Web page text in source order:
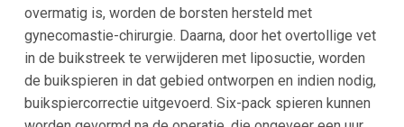
overmatig is, worden de borsten hersteld met
gynecomastie-chirurgie. Daarna, door het overtollige vet
in de buikstreek te verwijderen met liposuctie, worden
de buikspieren in dat gebied ontworpen en indien nodig,
buikspiercorrectie uitgevoerd. Six-pack spieren kunnen